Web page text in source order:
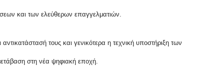
και των ελεύθερων επαγγελματιών.
αντικατάστασή τους και γενικότερα η τεχνική υποστήριξη των
στη νέα ψηφιακή εποχή.